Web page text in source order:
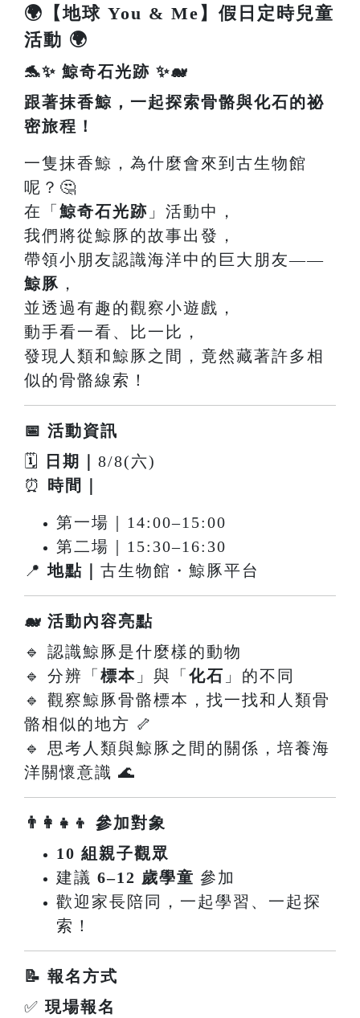
🌍【地球 You & Me】假日定時兒童
活動 🌍
🐬✨ 鯨奇石光跡 ✨🐋
跟著抹香鯨，一起探索骨骼與化石的祕
密旅程！
一隻抹香鯨，為什麼會來到古生物館
呢？🤔
在「 鯨奇石光跡 」活動中，
我們將從鯨豚的故事出發，
帶領小朋友認識海洋中的巨大朋友——
鯨豚 ，
並透過有趣的觀察小遊戲，
動手看一看、比一比，
發現人類和鯨豚之間，竟然藏著許多相
似的骨骼線索！
📅 活動資訊
🗓
日期｜ 8/8(六)
⏰ 時間｜
第一場｜14:00–15:00
第二場｜15:30–16:30
📍地點｜ 古生物館・鯨豚平台
🐋 活動內容亮點
🔹 認識鯨豚是什麼樣的動物
🔹 分辨「 標本 」與「 化石 」的不同
🔹 觀察鯨豚骨骼標本，找一找和人類骨
骼相似的地方 🦴
🔹 思考人類與鯨豚之間的關係，培養海
洋關懷意識 🌊
👨‍👩‍👧‍👦 參加對象
10 組親子觀眾
建議 6–12 歲學童 參加
歡迎家長陪同，一起學習、一起探
索！
📝 報名方式
✅ 現場報名